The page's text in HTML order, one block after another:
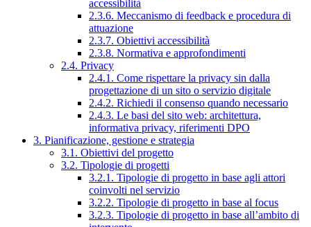
accessibilità
2.3.6. Meccanismo di feedback e procedura di
attuazione
2.3.7. Obiettivi accessibilità
2.3.8. Normativa e approfondimenti
2.4. Privacy
2.4.1. Come rispettare la privacy sin dalla
progettazione di un sito o servizio digitale
2.4.2. Richiedi il consenso quando necessario
2.4.3. Le basi del sito web: architettura,
informativa privacy, riferimenti DPO
3. Pianificazione, gestione e strategia
3.1. Obiettivi del progetto
3.2. Tipologie di progetti
3.2.1. Tipologie di progetto in base agli attori
coinvolti nel servizio
3.2.2. Tipologie di progetto in base al focus
3.2.3. Tipologie di progetto in base all’ambito di